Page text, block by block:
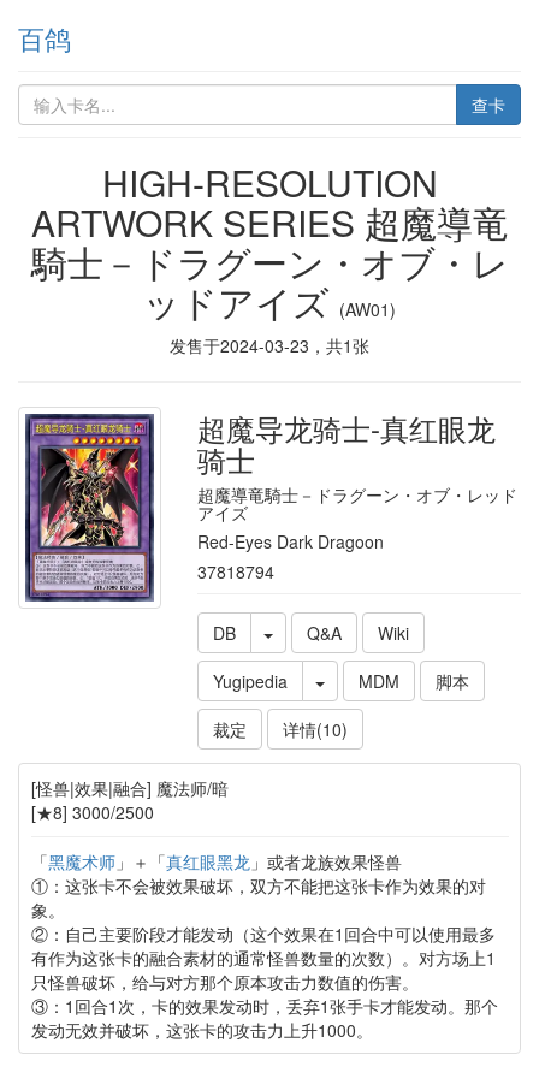
百鸽
查卡
HIGH-RESOLUTION
ARTWORK SERIES 超魔導竜
騎士－ドラグーン・オブ・レ
ッドアイズ (AW01)
发售于2024-03-23 ，共1张
超魔导龙骑士-真红眼龙
骑士
超魔導竜騎士－ドラグーン・オブ・レッド
アイズ
Red-Eyes Dark Dragoon
37818794
DB Q&A
Wiki
Yugipedia
MDM
脚本
裁定
详情(10)
[怪兽|效果|融合] 魔法师/暗
[★8] 3000/2500
「黑魔术师」＋「真红眼黑龙 」或者龙族效果怪兽
①：这张卡不会被效果破坏，双方不能把这张卡作为效果的对
象。
②：自己主要阶段才能发动（这个效果在1回合中可以使用最多
有作为这张卡的融合素材的通常怪兽数量的次数）。对方场上1
只怪兽破坏，给与对方那个原本攻击力数值的伤害。
③：1回合1次，卡的效果发动时，丢弃1张手卡才能发动。那个
发动无效并破坏，这张卡的攻击力上升1000。